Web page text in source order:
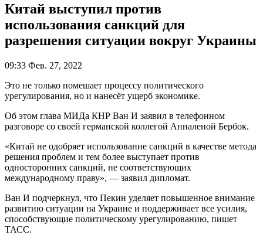
Китай выступил против
использования санкций для
разрешения ситуации вокруг Украины
09:33 Фев. 27, 2022
Это не только помешает процессу политического
урегулирования, но и нанесёт ущерб экономике.
Об этом глава МИДа КНР Ван И заявил в телефонном
разговоре со своей германской коллегой Анналеной Бербок.
«Китай не одобряет использование санкций в качестве метода
решения проблем и тем более выступает против
односторонних санкций, не соответствующих
международному праву», — заявил дипломат.
Ван И подчеркнул, что Пекин уделяет повышенное внимание
развитию ситуации на Украине и поддерживает все усилия,
способствующие политическому урегулированию, пишет
ТАСС.